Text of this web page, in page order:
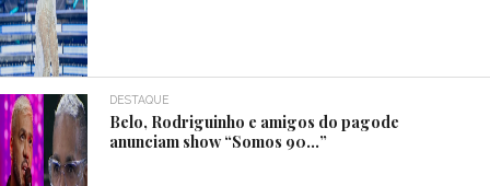
DESTAQUE
Belo, Rodriguinho e amigos do pagode
anunciam show “Somos 90…”